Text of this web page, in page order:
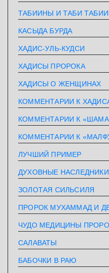
ТАБИИНЫ И ТАБИ
КАСЫДА БУРДА
ХАДИС-УЛЬ-КУДСИ
ХАДИСЫ ПРОРОКА
ХАДИСЫ О ЖЕНЩИНАХ
КОММЕНТАРИИ К
КОММЕНТАРИИ К
КОММЕНТАРИИ К
ЛУЧШИЙ ПРИМЕР
ДУХОВНЫЕ
ЗОЛОТАЯ СИЛЬСИЛЯ
ПРОРОК МУХАММАД И
ЧУДО МЕДИЦИНЫ
САЛАВАТЫ
БАБОЧКИ В РАЮ